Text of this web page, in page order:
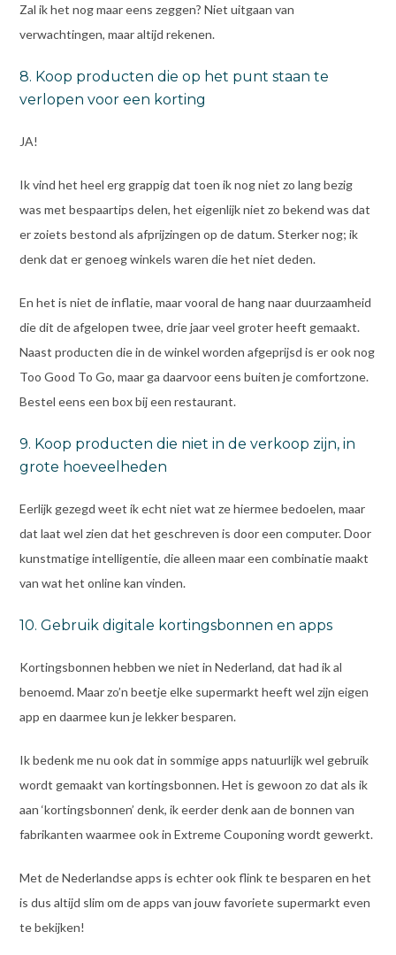
Zal ik het nog maar eens zeggen? Niet uitgaan van
verwachtingen, maar altijd rekenen.
8. Koop producten die op het punt staan te
verlopen voor een korting
JA!
Ik vind het heel erg grappig dat toen ik nog niet zo lang bezig
was met bespaartips delen, het eigenlijk niet zo bekend was dat
er zoiets bestond als afprijzingen op de datum. Sterker nog; ik
denk dat er genoeg winkels waren die het niet deden.
En het is niet de inflatie, maar vooral de hang naar duurzaamheid
die dit de afgelopen twee, drie jaar veel groter heeft gemaakt.
Naast producten die in de winkel worden afgeprijsd is er ook nog
Too Good To Go, maar ga daarvoor eens buiten je comfortzone.
Bestel eens een box bij een restaurant.
9. Koop producten die niet in de verkoop zijn, in
grote hoeveelheden
Eerlijk gezegd weet ik echt niet wat ze hiermee bedoelen, maar
dat laat wel zien dat het geschreven is door een computer. Door
kunstmatige intelligentie, die alleen maar een combinatie maakt
van wat het online kan vinden.
10. Gebruik digitale kortingsbonnen en apps
Kortingsbonnen hebben we niet in Nederland, dat had ik al
benoemd. Maar zo’n beetje elke supermarkt heeft wel zijn eigen
app en daarmee kun je lekker besparen.
Ik bedenk me nu ook dat in sommige apps natuurlijk wel gebruik
wordt gemaakt van kortingsbonnen. Het is gewoon zo dat als ik
aan ‘kortingsbonnen’ denk, ik eerder denk aan de bonnen van
fabrikanten waarmee ook in Extreme Couponing wordt gewerkt.
Met de Nederlandse apps is echter ook flink te besparen en het
is dus altijd slim om de apps van jouw favoriete supermarkt even
te bekijken!